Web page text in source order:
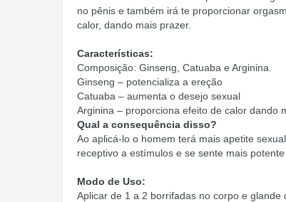
no pênis e também irá te proporcionar
calor, dando mais prazer.
Características:
Composição: Ginseng, Catuaba e Arginina.
Ginseng – potencializa a ereção
Catuaba – aumenta o desejo sexual
Arginina – proporciona efeito de calor dando
Qual a consequência disso?
Ao aplicá-lo o homem terá mais apetite
receptivo a estímulos e se sente mais
Modo de Uso:
Aplicar de 1 a 2 borrifadas no corpo e glande